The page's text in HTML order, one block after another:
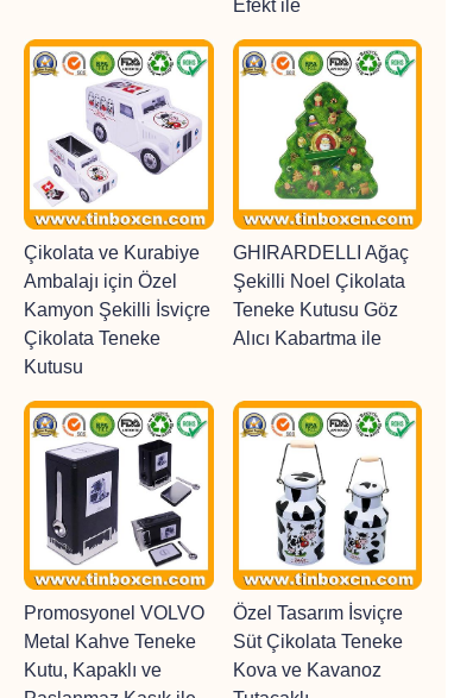
Efekt ile
Çikolata ve Kurabiye
Ambalajı için Özel
Kamyon Şekilli İsviçre
Çikolata Teneke
Kutusu
GHIRARDELLI Ağaç
Şekilli Noel Çikolata
Teneke Kutusu Göz
Alıcı Kabartma ile
Promosyonel VOLVO
Metal Kahve Teneke
Kutu, Kapaklı ve
Özel Tasarım İsviçre
Süt Çikolata Teneke
Kova ve Kavanoz